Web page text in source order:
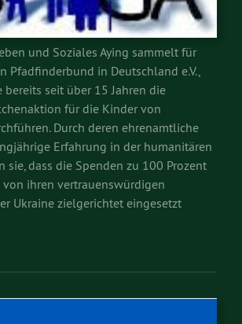
und Soziales Aying sammelt für
Pfadfinderbund in Deutschland e.V.,
seit über 15 Jahren die
für die Kinder von
Durch deren ehrenamtliche
Erfahrung in der humanitären
sie, dass die Spenden zu 100 Prozent
ihren vertrauenswürdigen
Ukraine zielgerichtet eingesetzt